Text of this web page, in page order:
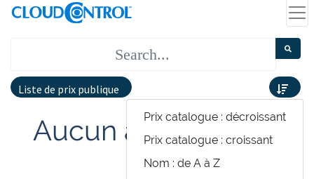
Liste de prix publique
Prix catalogue : décroissant
Prix catalogue : croissant
Nom : de A à Z
Aucun article défini